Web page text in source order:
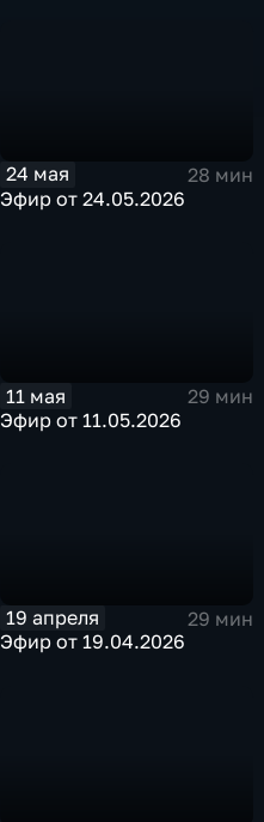
24 мая
28 мин
Эфир от 24.05.2026
11 мая
29 мин
Эфир от 11.05.2026
19 апреля
29 мин
Эфир от 19.04.2026